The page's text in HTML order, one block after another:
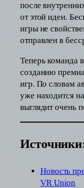
после
от этой идеи.
игры не
отправлен в
Теперь команда
созданию
игр. По словам
уже находится
выглядит очень
Новость
VR Union